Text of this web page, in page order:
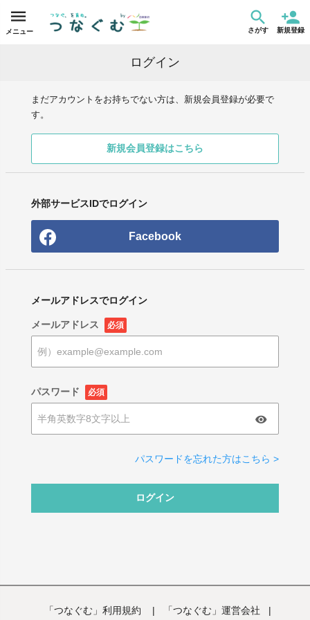
メニュー さがす 新規登録
ログイン
まだアカウントをお持ちでない方は、新規会員登録が必要で
す。
新規会員登録はこちら
外部サービスIDでログイン
Facebook
メールアドレスでログイン
メールアドレス 必須
パスワード 必須
パスワードを忘れた方はこちら >
ログイン
「つなぐむ」利用規約 | 「つなぐむ」運営会社 |